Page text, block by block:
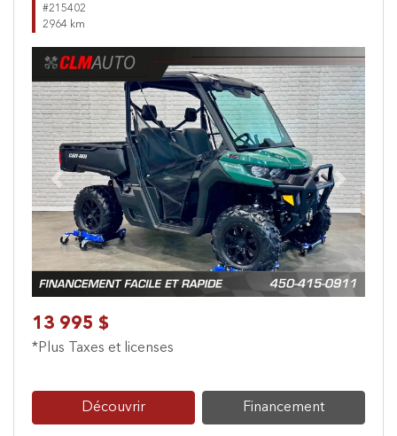
#215402
2964 km
Previous Next
13 995 $
*Plus Taxes et licenses
Découvrir Financement